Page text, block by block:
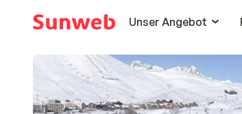
Unser Angebot